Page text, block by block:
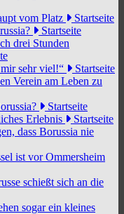
vom Platz
Startseite
Startseite
drei Stunden
sehr viel!“
Startseite
Verein am Leben zu
Startseite
Erlebnis
Startseite
dass Borussia nie
ist vor Ommersheim
schießt sich an die
sogar ein kleines